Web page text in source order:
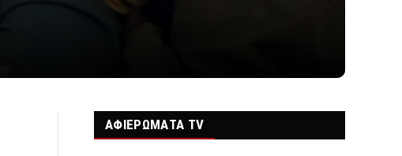
ΑΦΙΕΡΩΜΑΤΑ TV